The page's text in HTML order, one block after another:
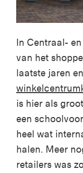
In Centraal-
van het
laatste jaren
is hier als
een
heel wat
halen. Meer
retailers was